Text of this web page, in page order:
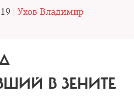
| Ухов Владимир
В ЗЕНИТЕ